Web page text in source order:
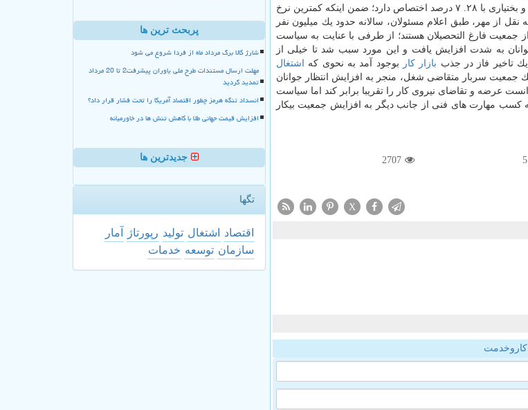
ترتیب به استان های كرمانشاه با ۳۴. ۹ درصد، كردستان با ۲۹. ۴ درصد، چهارمحال و بختیاری با ۲۸. ۷ درصد اختصاص دارد؛ ضمن اینكه كمترین نرخ
گزارش كاروخدمت به نقل از مهر، طبق اعلام مسئولان، سالانه حدود یك میلیون نفر
می شوند كه از این میزان حدود ۸۰۰ هزار نفر، از جمعیت فارغ التحصیلان هستند؛ از طرفی با عنایت به سیاست
به شدت افزایش یافت و این مورد سبب شد تا خیلی از
یك تاخیر فاز در جذب بازار كار بوجود آمد به نحوی كه
اشتغال
یك جمعیت سربار متقاضی شغل، منجر به افزایش انتظار جوانان
عرضه و تقاضای نیروی كار را تقریبا برابر كند اما سیاست
مهارت های فنی از جانب دیگر به افزایش جمعیت بیكار
2707
X
پربحث ترین ها
شارژ کالا برگ مرداد ماه از فردا شروع می شود
مهلت ارسال مستندات طرح ملی یاوران پیشرفت2 تا 20 مرداد
تمدید گردید
انسداد تنگه هرمز چطور اقتصاد آمریکا را تحت فشار قرار داد؟
افزایش قیمت جهانی طلا با کاهش تنش ها در خاورمیانه
جدیدترین ها
تگها
اقتصاد اشتغال تولید رپورتاژ
آمار
سازمان توسعه خدمات